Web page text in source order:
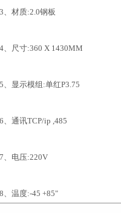
3、材质:2.0钢板
4、尺寸:360 X 1430MM
5、显示模组:单红P3.75
6、通讯TCP/ip ,485
7、电压:220V
8、温度:-45 +85"